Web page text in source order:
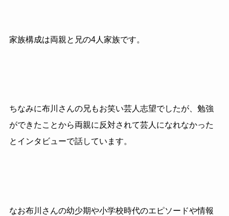
家族構成は両親と兄の4人家族です。
ちなみに布川さんの兄もお笑い芸人志望でしたが、勉強
ができたことから両親に反対されて芸人になれなかった
とインタビューで話しています。
なお布川さんの幼少期や小学校時代のエピソードや情報